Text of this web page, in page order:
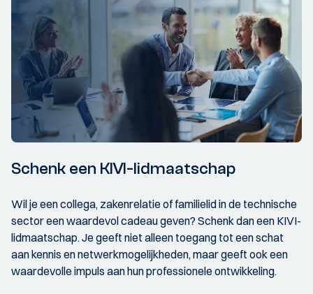
Schenk een KIVI-lidmaatschap
Wil je een collega, zakenrelatie of familielid in de technische
sector een waardevol cadeau geven? Schenk dan een KIVI-
lidmaatschap. Je geeft niet alleen toegang tot een schat
aan kennis en netwerkmogelijkheden, maar geeft ook een
waardevolle impuls aan hun professionele ontwikkeling.